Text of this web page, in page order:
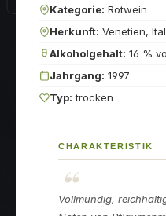
Kategorie: Rotwein
Herkunft: Venetien,
Alkoholgehalt: 16 %
Jahrgang: 1997
Typ: trocken
CHARAKTERISTIK
Vollmundig,